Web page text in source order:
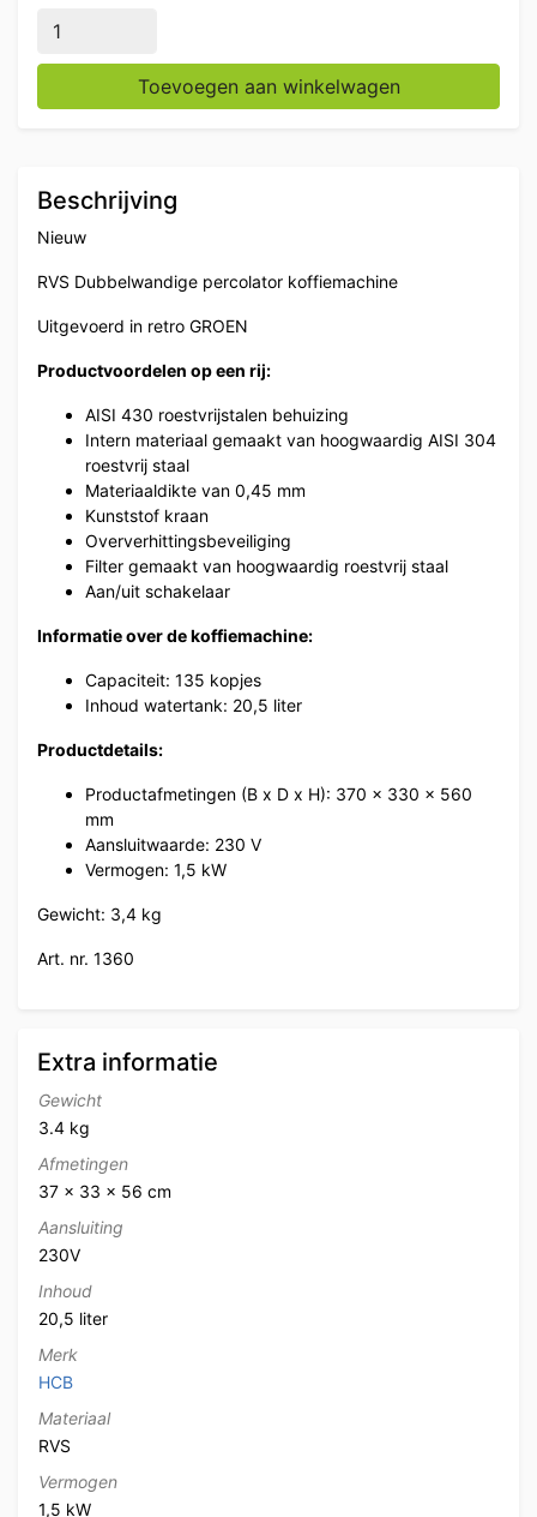
RVS Dubbelwandige percolator koffiemachine 20,5
Toevoegen aan winkelwagen
Beschrijving
Nieuw
RVS Dubbelwandige percolator koffiemachine
Uitgevoerd in retro GROEN
Productvoordelen op een rij:
AISI 430 roestvrijstalen behuizing
Intern materiaal gemaakt van hoogwaardig AISI 304
roestvrij staal
Materiaaldikte van 0,45 mm
Kunststof kraan
Oververhittingsbeveiliging
Filter gemaakt van hoogwaardig roestvrij staal
Aan/uit schakelaar
Informatie over de koffiemachine:
Capaciteit: 135 kopjes
Inhoud watertank: 20,5 liter
Productdetails:
Productafmetingen (B x D x H): 370 x 330 x 560
mm
Aansluitwaarde: 230 V
Vermogen: 1,5 kW
Gewicht: 3,4 kg
Art. nr. 1360
Extra informatie
Gewicht
3.4 kg
Afmetingen
37 × 33 × 56 cm
Aansluiting
230V
Inhoud
20,5 liter
Merk
HCB
Materiaal
RVS
Vermogen
1,5 kW